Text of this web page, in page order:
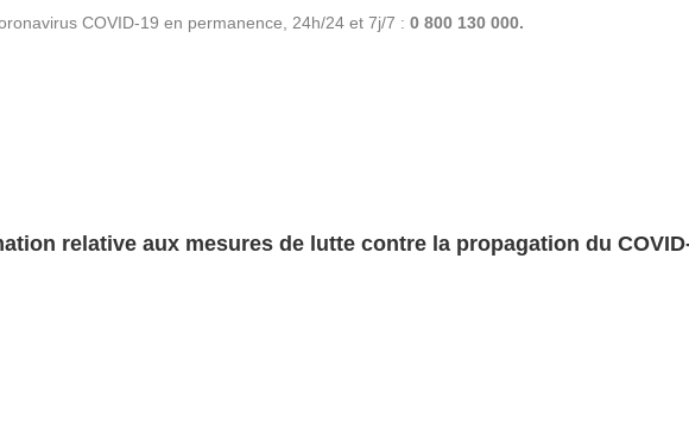
COVID-19 en permanence, 24h/24 et 7j/7 : 0 800 130 000.
relative aux mesures de lutte contre la propagation du